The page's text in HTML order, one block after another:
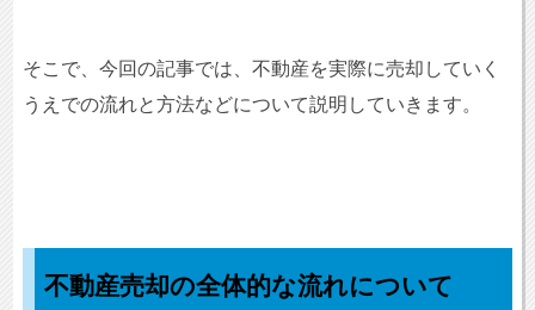
そこで、今回の記事では、不動産を実際に売却していく
うえでの流れと方法などについて説明していきます。
不動産売却の全体的な流れについて